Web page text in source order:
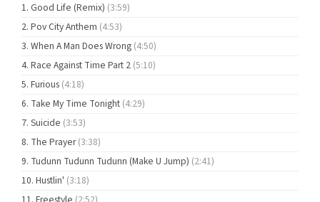
Good Life (Remix) (3:59)
Pov City Anthem (4:53)
When A Man Does Wrong (4:50)
Race Against Time Part 2 (5:10)
Furious (4:18)
Take My Time Tonight (4:29)
Suicide (3:53)
The Prayer(3:38)
Tudunn Tudunn Tudunn (Make U Jump) (2:41)
Hustlin' (3:18)